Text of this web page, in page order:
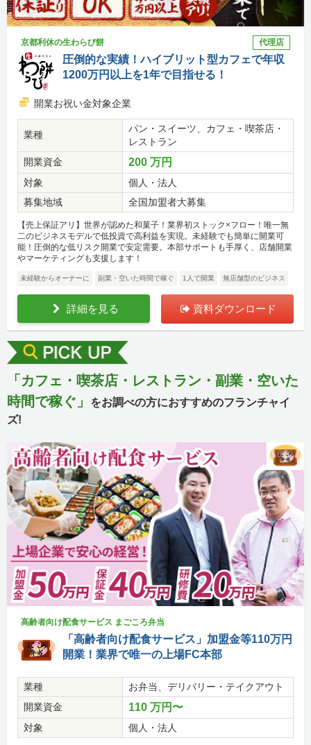
京都利休の生わらび餅 代理店
圧倒的な実績！ハイブリット型カフェで年収
1200万円以上を1年で目指せる！
開業お祝い金対象企業
業種
パン・スイーツ、カフェ・喫茶店・
レストラン
開業資金
200 万円
対象
個人・法人
募集地域
全国加盟者大募集
【売上保証アリ】世界が認めた和菓子！業界初ストック×フロー！唯一無
二のビジネスモデルで低投資で高利益を実現。未経験でも簡単に開業可
能！圧倒的な低リスク開業で安定需要。本部サポートも手厚く、店舗開業
やマーケティングも支援します！
未経験からオーナーに 副業・空いた時間で稼ぐ 1人で開業 無店舗型のビジネス
詳細を見る 資料ダウンロード
「カフェ・喫茶店・レストラン・副業・空いた
時間で稼ぐ」
をお調べの方におすすめのフランチャイ
ズ!
高齢者向け配食サービス まごころ弁当
「高齢者向け配食サービス」加盟金等110万円
開業！業界で唯一の上場FC本部
業種
お弁当、デリバリー・テイクアウト
開業資金
110 万円〜
対象 個人・法人